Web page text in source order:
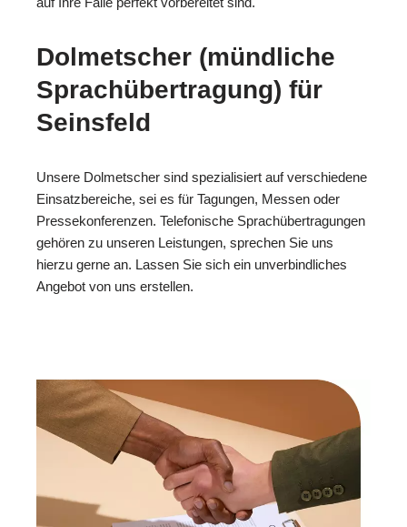
Dolmetscher (mündliche
Sprachübertragung) für
Seinsfeld
Unsere Dolmetscher sind spezialisiert auf verschiedene
Einsatzbereiche, sei es für Tagungen, Messen oder
Pressekonferenzen. Telefonische Sprachübertragungen
gehören zu unseren Leistungen, sprechen Sie uns
hierzu gerne an. Lassen Sie sich ein unverbindliches
Angebot von uns erstellen.